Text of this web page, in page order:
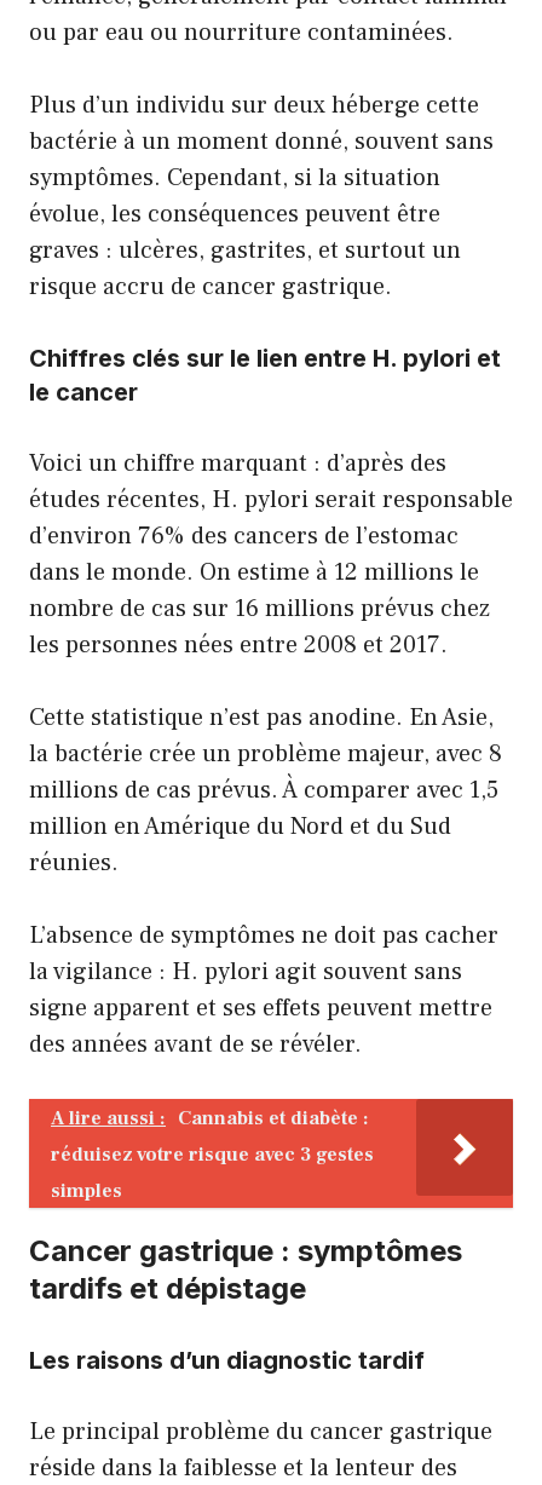
ou par eau ou nourriture contaminées.
Plus d’un individu sur deux héberge cette
bactérie à un moment donné, souvent sans
symptômes. Cependant, si la situation
évolue, les conséquences peuvent être
graves : ulcères, gastrites, et surtout un
risque accru de cancer gastrique.
Chiffres clés sur le lien entre H. pylori et
le cancer
Voici un chiffre marquant : d’après des
études récentes, H. pylori serait responsable
d’environ 76% des cancers de l’estomac
dans le monde. On estime à 12 millions le
nombre de cas sur 16 millions prévus chez
les personnes nées entre 2008 et 2017.
Cette statistique n’est pas anodine. En Asie,
la bactérie crée un problème majeur, avec 8
millions de cas prévus. À comparer avec 1,5
million en Amérique du Nord et du Sud
réunies.
L’absence de symptômes ne doit pas cacher
la vigilance : H. pylori agit souvent sans
signe apparent et ses effets peuvent mettre
des années avant de se révéler.
A lire aussi : Cannabis et diabète :
réduisez votre risque avec 3 gestes
simples
Cancer gastrique : symptômes
tardifs et dépistage
Les raisons d’un diagnostic tardif
Le principal problème du cancer gastrique
réside dans la faiblesse et la lenteur des